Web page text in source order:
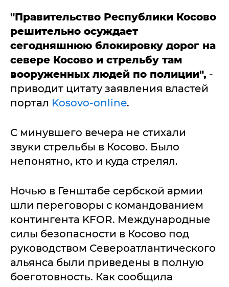
"Правительство Республики Косово
решительно осуждает
сегодняшнюю блокировку дорог на
севере Косово и стрельбу там
вооруженных людей по полиции", -
приводит цитату заявления властей
портал Kosovo-online.
С минувшего вечера не стихали
звуки стрельбы в Косово. Было
непонятно, кто и куда стрелял.
Ночью в Генштабе сербской армии
шли переговоры с командованием
контингента KFOR. Международные
силы безопасности в Косово под
руководством Североатлантического
альянса были приведены в полную
боеготовность. Как сообщила